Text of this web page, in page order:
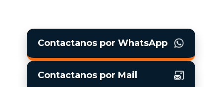
Contactanos por WhatsApp
Contactanos por Mail